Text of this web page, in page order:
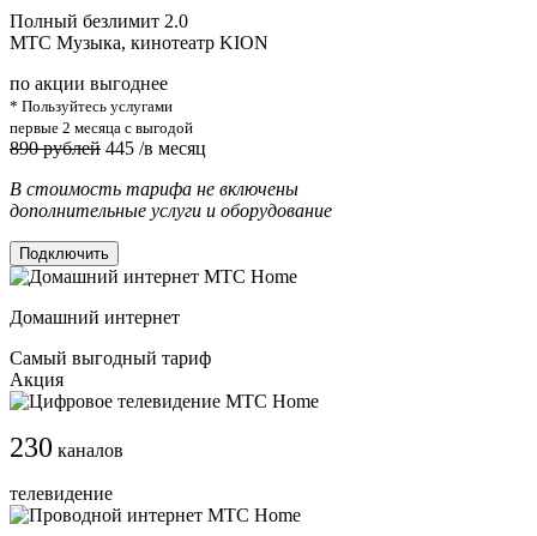
Полный безлимит 2.0
МТС Музыка, кинотеатр KION
по акции выгоднее
* Пользуйтесь услугами
первые 2 месяца с выгодой
890 рублей 445 /в месяц
В стоимость тарифа не включены
дополнительные услуги и оборудование
Подключить
Домашний интернет
Самый выгодный тариф
Акция
230 каналов
телевидение